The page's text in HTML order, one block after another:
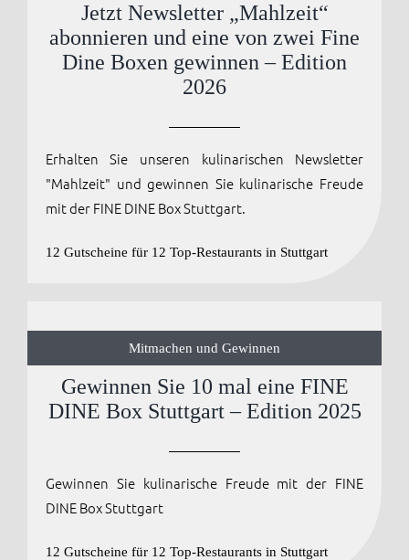
Jetzt Newsletter „Mahlzeit“
abonnieren und eine von zwei Fine
Dine Boxen gewinnen – Edition
2026
Erhalten Sie unseren kulinarischen Newsletter
"Mahlzeit" und gewinnen Sie kulinarische Freude
mit der FINE DINE Box Stuttgart.
12 Gutscheine für 12 Top-Restaurants in Stuttgart
Mitmachen und Gewinnen
Gewinnen Sie 10 mal eine FINE
DINE Box Stuttgart – Edition 2025
Gewinnen Sie kulinarische Freude mit der FINE
DINE Box Stuttgart
12 Gutscheine für 12 Top-Restaurants in Stuttgart